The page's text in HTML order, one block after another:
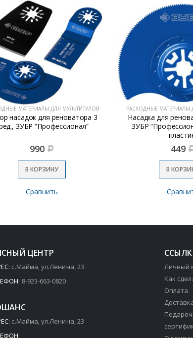
МАТЕРИАЛЫ ДЛЯ МУЛЬТИТУЛОВ
насадок для реноватора 3
ЗУБР “Профессионал”
990 Р
В КОРЗИНУ
Сравнить
РАСХОДНЫЕ МАТЕРИАЛЫ
Насадка для
ЗУБР
449
В
ЦЕНТР
с.Майма, ул.Ленина, 23
8-923-663-0820
с.Майма, ул.Ленина, 23
Личный
Как
Оплата